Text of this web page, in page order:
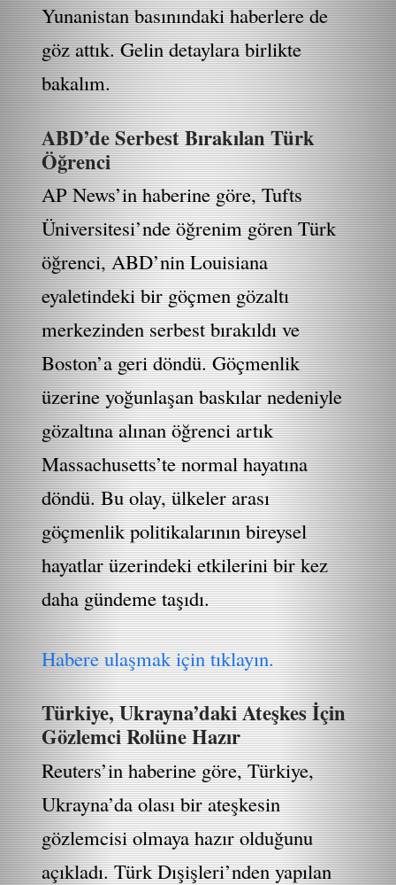
Yunanistan basınındaki haberlere de
göz attık. Gelin detaylara birlikte
bakalım.
ABD’de Serbest Bırakılan Türk
Öğrenci
AP News’in haberine göre, Tufts
Üniversitesi’nde öğrenim gören Türk
öğrenci, ABD’nin Louisiana
eyaletindeki bir göçmen gözaltı
merkezinden serbest bırakıldı ve
Boston’a geri döndü. Göçmenlik
üzerine yoğunlaşan baskılar nedeniyle
gözaltına alınan öğrenci artık
Massachusetts’te normal hayatına
döndü. Bu olay, ülkeler arası
göçmenlik politikalarının bireysel
hayatlar üzerindeki etkilerini bir kez
daha gündeme taşıdı.
Habere ulaşmak için tıklayın.
Türkiye, Ukrayna’daki Ateşkes İçin
Gözlemci Rolüne Hazır
Reuters’in haberine göre, Türkiye,
Ukrayna’da olası bir ateşkesin
gözlemcisi olmaya hazır olduğunu
açıkladı. Türk Dışişleri’nden yapılan